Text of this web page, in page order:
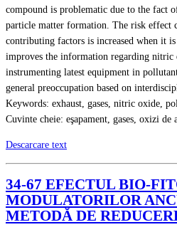
compound is problematic due to the fact
particle matter formation. The risk effect
contributing factors is increased when it
improves the information regarding nitric
instrumenting latest equipment in
general preoccupation based on
Keywords: exhaust, gases, nitric oxide,
Cuvinte cheie: eşapament, gases, oxizi
Descarcare text
34-67 EFECTUL BIO-
MODULATORILOR
METODĂ DE